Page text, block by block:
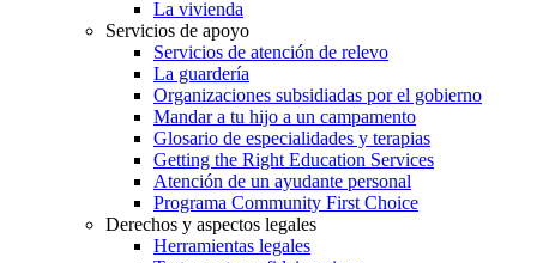
La vivienda
Servicios de apoyo
Servicios de atención de relevo
La guardería
Organizaciones subsidiadas por el gobierno
Mandar a tu hijo a un campamento
Glosario de especialidades y terapias
Getting the Right Education Services
Atención de un ayudante personal
Programa Community First Choice
Derechos y aspectos legales
Herramientas legales